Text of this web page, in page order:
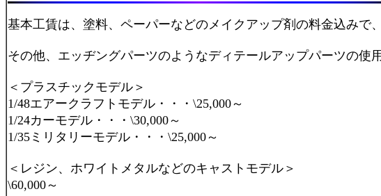
基本工賃は、塗料、ペーパーなどのメイクアップ剤の料金込みで
その他、エッヂングパーツのようなディテールアップパーツの使
＜プラスチックモデル＞
1/48エアークラフトモデル・・・\25,000～
1/24カーモデル・・・\30,000～
1/35ミリタリーモデル・・・\25,000～
＜レジン、ホワイトメタルなどのキャストモデル＞
\60,000～